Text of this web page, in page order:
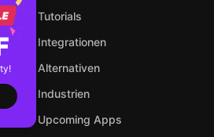
Tutorials
Integrationen
Alternativen
Industrien
Upcoming Apps